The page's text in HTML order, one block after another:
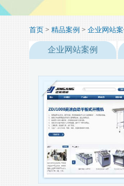
首页 > 精品案例 > 企业网站案
企业网站案例